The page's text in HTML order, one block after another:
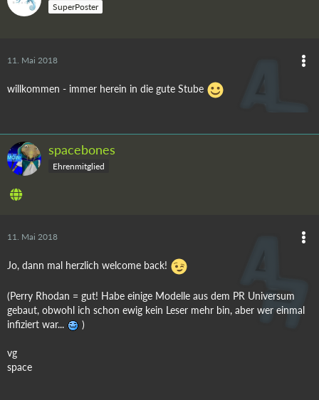
SuperPoster
11. Mai 2018
willkommen - immer herein in die gute Stube
spacebones
Ehrenmitglied
11. Mai 2018
Jo, dann mal herzlich welcome back!
(Perry Rhodan = gut! Habe einige Modelle aus dem PR Universum
gebaut, obwohl ich schon ewig kein Leser mehr bin, aber wer einmal
infiziert war...
)
vg
space